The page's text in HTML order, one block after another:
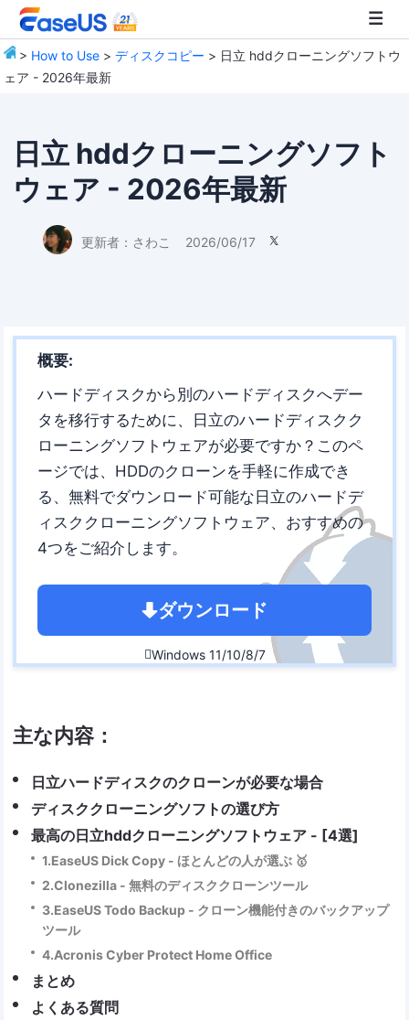
> How to Use >ディスクコピー > 日立 hddクローニングソフトウ
ェア - 2026年最新
日立 hddクローニングソフト
ウェア - 2026年最新
更新者： さわこ 2026/06/17 
概要:
ハードディスクから別のハードディスクへデー
タを移行するために、日立のハードディスクク
ローニングソフトウェアが必要ですか？このペ
ージでは、HDDのクローンを手軽に作成でき
る、無料でダウンロード可能な日立のハードデ
ィスククローニングソフトウェア、おすすめの
4つをご紹介します。
ダウンロード
Windows 11/10/8/7
主な内容：
日立ハードディスクのクローンが必要な場合
ディスククローニングソフトの選び方
最高の日立hddクローニングソフトウェア - [4選]
1.EaseUS Dick Copy - ほとんどの人が選ぶ 🥇
2.Clonezilla - 無料のディスククローンツール
3.EaseUS Todo Backup - クローン機能付きのバックアップ
ツール
4.Acronis Cyber Protect Home Office
まとめ
よくある質問